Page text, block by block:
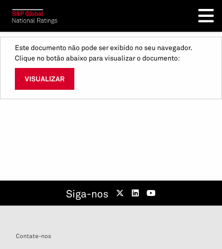
Este documento não pode ser exibido no seu navegador.
Clique no botão abaixo para visualizar o documento:
VISUALIZAR
Siga-nos
Contate-nos